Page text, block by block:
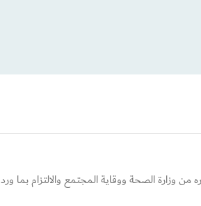
وزارة الصحة ووقاية المجتمع والالتزام بما ورد